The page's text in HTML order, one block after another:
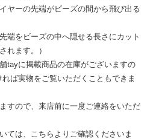
ヤーの先端がビーズの間から飛び出る
端をビーズの中へ隠せる長さにカット
れます。）
tayに掲載商品の在庫がございますの
ば実物をご覧いただくこともできま
すので、来店前に一度ご連絡をいただ
ては、こちらよりご確認くださいま